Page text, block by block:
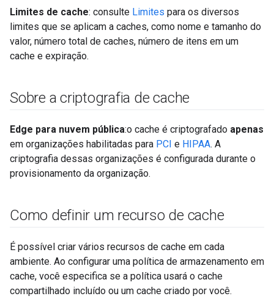
Limites de cache: consulte Limites para os diversos
limites que se aplicam a caches, como nome e tamanho do
valor, número total de caches, número de itens em um
cache e expiração.
Sobre a criptografia de cache
Edge para nuvem pública:o cache é criptografado apenas
em organizações habilitadas para PCI e HIPAA. A
criptografia dessas organizações é configurada durante o
provisionamento da organização.
Como definir um recurso de cache
É possível criar vários recursos de cache em cada
ambiente. Ao configurar uma política de armazenamento em
cache, você especifica se a política usará o cache
compartilhado incluído ou um cache criado por você.